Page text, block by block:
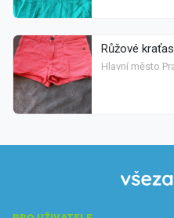
Růžové
Hlavní město